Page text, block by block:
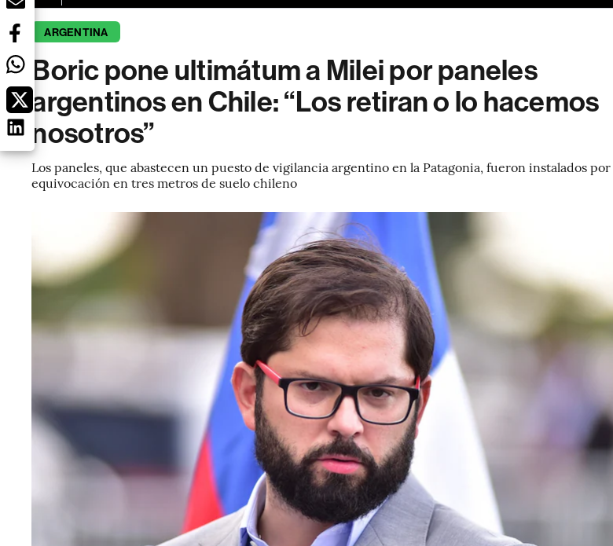
ARGENTINA
Boric pone ultimátum a Milei por paneles
argentinos en Chile: “Los retiran o lo hacemos
nosotros”
Los paneles, que abastecen un puesto de vigilancia argentino en la Patagonia, fueron instalados por
equivocación en tres metros de suelo chileno